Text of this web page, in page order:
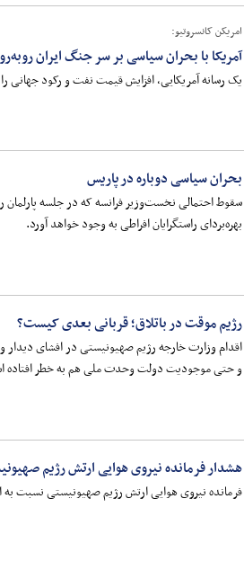
امریکن کانسروتیو:
آمریکا با بحران سیاسی بر سر جنگ ایران
یک رسانه آمریکایی، افزایش قیمت نفت و رکود جهانی
بحران سیاسی دوباره در پاریس
بهره‌بردای راستگرایان افراطی به وجود خواهد آورد.
رژیم موقت در باتلاق؛ قربانی بعدی کیست؟
اقدام وزارت خارجه رژیم صهیونیستی در افشای دیدار
و حتی موجودیت دولت وحدت ملی هم به خطر افتاده
هشدار فرمانده نیروی هوایی ارتش رژیم
فرمانده نیروی هوایی ارتش رژیم صهیونیستی نسبت